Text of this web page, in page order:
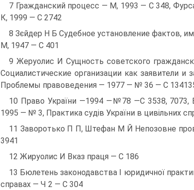
7 Гражданский процесс — М, 1993 — С 348,
К, 1999 — С 2742
8 Зєйдер Н Б Судебное установление
М, 1947 — С 401
9 Жеруолис И Сущность советского
Социалистические организации как заявители
Проблемы правоведения — 1977 — № 36 — С
10 Право України —1994 —№78 —С 3538, 7073,
1995 — № 3, Практика судів України в цивільних
11 Заворотько П П, Штефан М Й Непозовне
3941
12 Жируолис И Вказ праця — С 186
13 Бюлетень законодавства І юридичної
справах — Ч 2 — С 304